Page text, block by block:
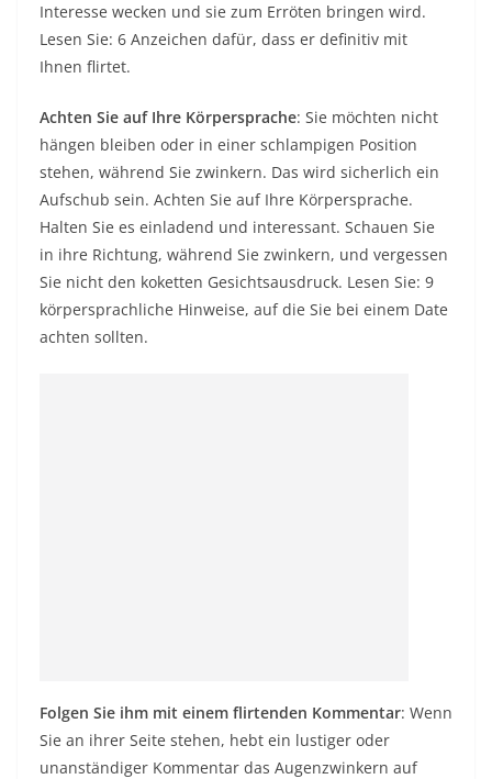
Interesse wecken und sie zum Erröten bringen wird.
Lesen Sie: 6 Anzeichen dafür, dass er definitiv mit
Ihnen flirtet.
Achten Sie auf Ihre Körpersprache: Sie möchten nicht
hängen bleiben oder in einer schlampigen Position
stehen, während Sie zwinkern. Das wird sicherlich ein
Aufschub sein. Achten Sie auf Ihre Körpersprache.
Halten Sie es einladend und interessant. Schauen Sie
in ihre Richtung, während Sie zwinkern, und vergessen
Sie nicht den koketten Gesichtsausdruck. Lesen Sie: 9
körpersprachliche Hinweise, auf die Sie bei einem Date
achten sollten.
Folgen Sie ihm mit einem flirtenden Kommentar: Wenn
Sie an ihrer Seite stehen, hebt ein lustiger oder
unanständiger Kommentar das Augenzwinkern auf